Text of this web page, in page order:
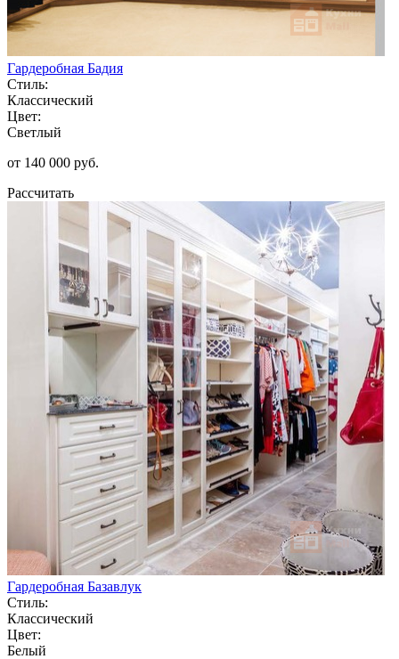
Гардеробная Бадия
Стиль:
Классический
Цвет:
Светлый
от 140 000 руб.
Рассчитать
Гардеробная Базавлук
Стиль:
Классический
Цвет:
Белый